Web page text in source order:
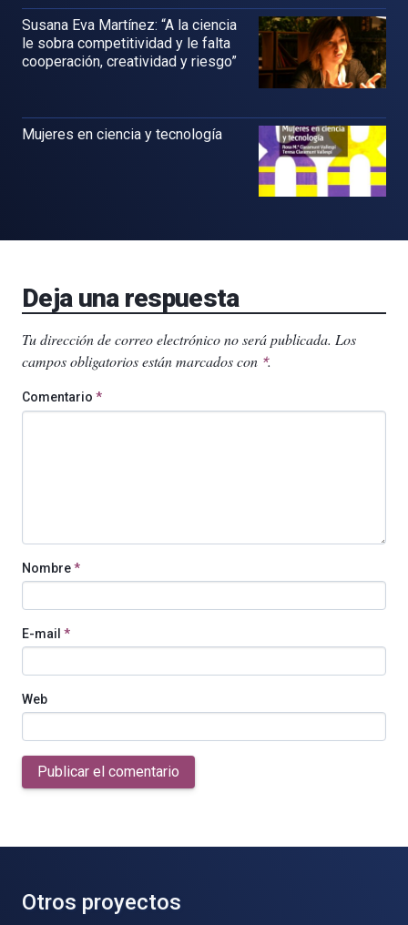
Susana Eva Martínez: “A la ciencia
le sobra competitividad y le falta
cooperación, creatividad y riesgo”
Mujeres en ciencia y tecnología
Deja una respuesta
Tu dirección de correo electrónico no será publicada. Los
campos obligatorios están marcados con *.
Comentario *
Nombre*
E-mail *
Web
Publicar el comentario
Otros proyectos